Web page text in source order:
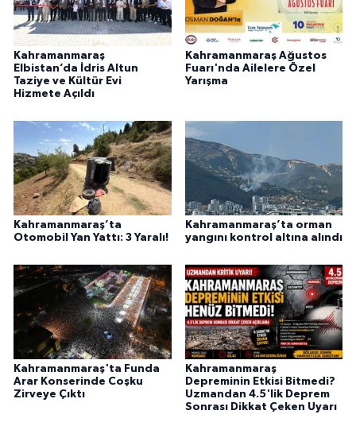
Kahramanmaraş
Elbistan’da İdris Altun
Taziye ve Kültür Evi
Hizmete Açıldı
Kahramanmaraş Ağustos
Fuarı'nda Ailelere Özel
Yarışma
Kahramanmaraş’ta
Otomobil Yan Yattı: 3 Yaralı!
Kahramanmaraş’ta orman
yangını kontrol altına alındı
Kahramanmaraş'ta Funda
Arar Konserinde Coşku
Zirveye Çıktı
Kahramanmaraş
Depreminin Etkisi Bitmedi?
Uzmandan 4.5'lik Deprem
Sonrası Dikkat Çeken Uyarı
HABERDE İNSAN